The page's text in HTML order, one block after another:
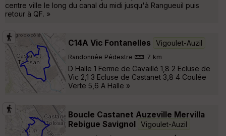
centre ville le long du canal du midi jusqu'à Rangueuil puis
retour à QF. »
C14A Vic Fontanelles Vigoulet-Auzil
Randonnée Pédestre 7 km
D Halle 1 Ferme de Cavaillé 1,8 2 Ecluse de
Vic 2,1 3 Ecluse de Castanet 3,8 4 Coulée
Verte 5,6 A Halle »
Boucle Castanet Auzeville Mervilla
Rebigue Savignol
Vigoulet-Auzil